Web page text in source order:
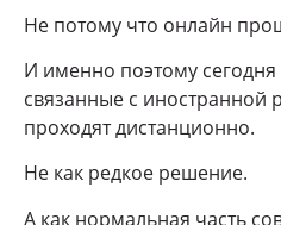
Не потому что онлайн
И именно поэтому сегодня
связанные с иностранной
проходят дистанционно.
Не как редкое решение.
А как нормальная часть